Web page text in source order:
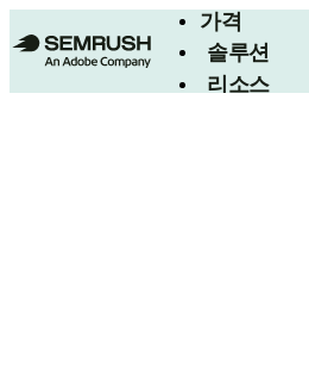
가격
솔루션
리소스